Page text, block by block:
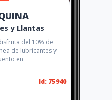
y Llantas
del 10% de
de lubricantes y
en
Id: 75940